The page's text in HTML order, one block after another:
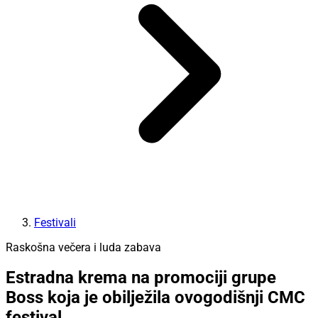
Festivali
Raskošna večera i luda zabava
Estradna krema na promociji grupe
Boss koja je obilježila ovogodišnji CMC